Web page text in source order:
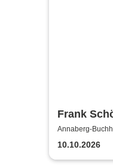
Frank
Annaberg-
Buchholz
10.10.2026